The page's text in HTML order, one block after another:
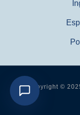
Copyright ©